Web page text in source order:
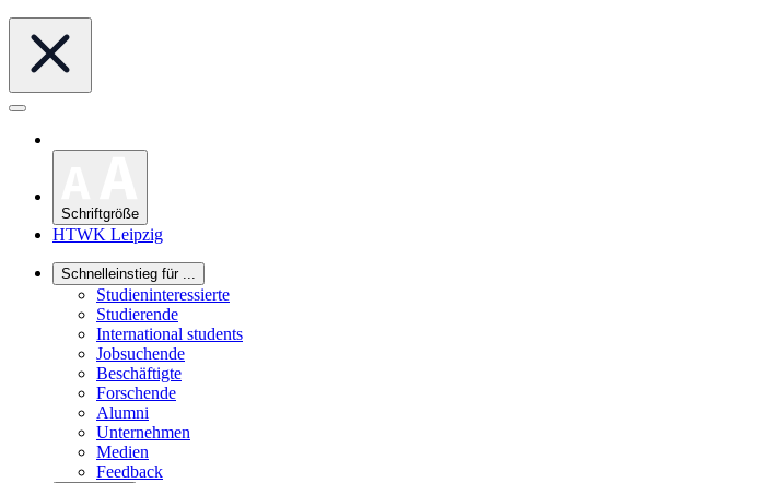
Schriftgröße
HTWK Leipzig
Schnelleinstieg für ...
Studieninteressierte
Studierende
International students
Jobsuchende
Beschäftigte
Forschende
Alumni
Unternehmen
Medien
Feedback